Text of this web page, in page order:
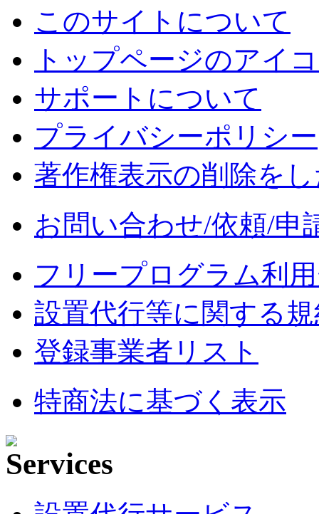
このサイトについて
トップページのアイ
サポートについて
プライバシーポリシー
著作権表示の削除を
お問い合わせ/依頼/申
フリープログラム利
設置代行等に関する
登録事業者リスト
特商法に基づく表示